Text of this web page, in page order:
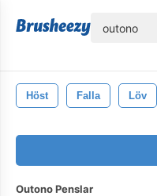
Höst Falla Löv
Outono Penslar